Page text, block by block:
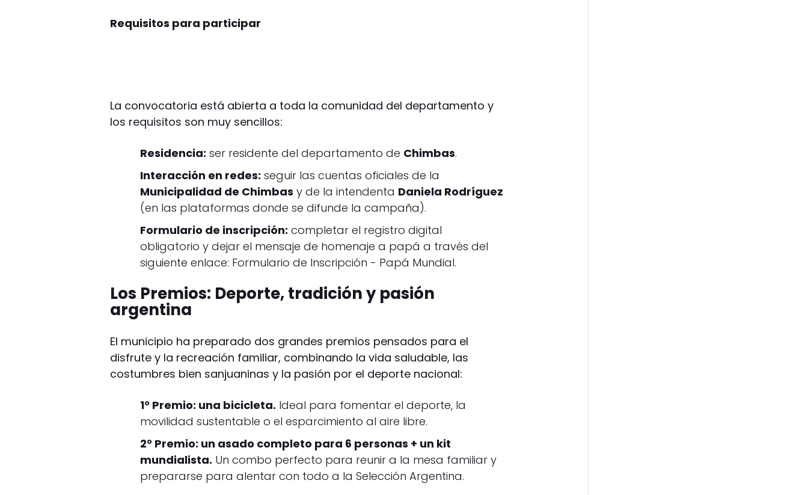
Requisitos para participar
La convocatoria está abierta a toda la comunidad del departamento y
los requisitos son muy sencillos:
Residencia: ser residente del departamento de Chimbas.
Interacción en redes: seguir las cuentas oficiales de la
Municipalidad de Chimbas y de la intendenta Daniela Rodríguez
(en las plataformas donde se difunde la campaña).
Formulario de inscripción: completar el registro digital
obligatorio y dejar el mensaje de homenaje a papá a través del
siguiente enlace: Formulario de Inscripción - Papá Mundial.
Los Premios: Deporte, tradición y pasión
argentina
El municipio ha preparado dos grandes premios pensados para el
disfrute y la recreación familiar, combinando la vida saludable, las
costumbres bien sanjuaninas y la pasión por el deporte nacional:
1° Premio: una bicicleta. Ideal para fomentar el deporte, la
movilidad sustentable o el esparcimiento al aire libre.
2° Premio: un asado completo para 6 personas + un kit
mundialista. Un combo perfecto para reunir a la mesa familiar y
prepararse para alentar con todo a la Selección Argentina.